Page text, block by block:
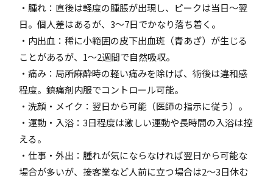
・腫れ：直後は軽度の腫脹が出現し、ピークは当日～翌
日。個人差はあるが、3～7日でかなり落ち着く。
・内出血：稀に小範囲の皮下出血斑（青あざ）が生じる
ことがあるが、1～2週間で自然吸収。
・痛み：局所麻酔時の軽い痛みを除けば、術後は違和感
程度。鎮痛剤内服でコントロール可能。
・洗顔・メイク：翌日から可能（医師の指示に従う）。
・運動・入浴：3日程度は激しい運動や長時間の入浴は控
える。
・仕事・外出：腫れが気にならなければ翌日から可能な
場合が多いが、接客業など人前に立つ場合は2～3日休む